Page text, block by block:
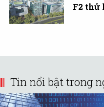
F2 thử
Tin nổi bật trong